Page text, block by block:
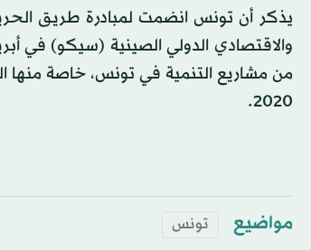
يذكر أن تونس انضمت لمبادرة طريق
2020.
مواضيع تونس